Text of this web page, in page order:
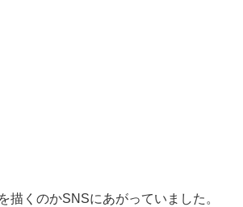
描くのかSNSにあがっていました。